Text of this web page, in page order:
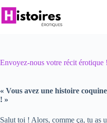
au
contenu
Envoyez-nous votre récit érotique !
« Vous avez une histoire
! »
Salut toi ! Alors, comme ça, tu as